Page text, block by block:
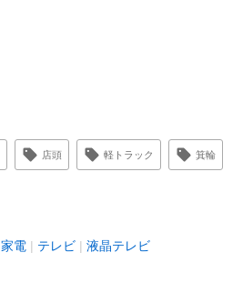
店頭 軽トラック 箕輪
家電 テレビ 液晶テレビ